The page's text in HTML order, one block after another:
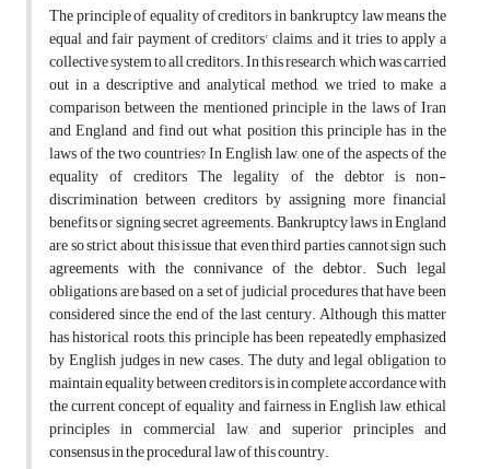
The principle of equality of creditors in bankruptcy law means the
equal and fair payment of creditors' claims, and it tries to apply a
collective system to all creditors. In this research, which was carried
out in a descriptive and analytical method, we tried to make a
comparison between the mentioned principle in the laws of Iran
and England and find out what position this principle has in the
laws of the two countries? In English law, one of the aspects of the
equality of creditors The legality of the debtor is non-
discrimination between creditors by assigning more financial
benefits or signing secret agreements. Bankruptcy laws in England
are so strict about this issue that even third parties cannot sign such
agreements with the connivance of the debtor. Such legal
obligations are based on a set of judicial procedures that have been
considered since the end of the last century. Although this matter
has historical roots, this principle has been repeatedly emphasized
by English judges in new cases. The duty and legal obligation to
maintain equality between creditors is in complete accordance with
the current concept of equality and fairness in English law, ethical
principles in commercial law, and superior principles and
consensus in the procedural law of this country.